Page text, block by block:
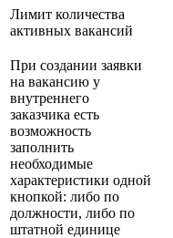
Лимит количества
активных вакансий
При создании заявки
на вакансию у
внутреннего
заказчика есть
возможность
заполнить
необходимые
характеристики одной
кнопкой: либо по
должности, либо по
штатной единице